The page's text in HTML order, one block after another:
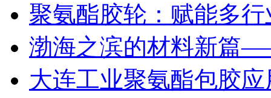
聚氨酯胶轮：赋能多
渤海之滨的材料新篇
大连工业聚氨酯包胶